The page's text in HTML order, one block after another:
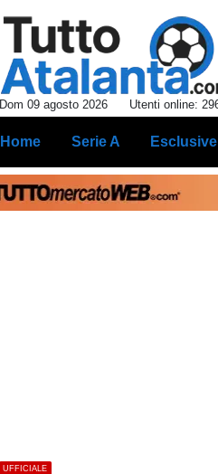
Dom 09 agosto 2026 Utenti online:
Home Serie A
UFFICIALE